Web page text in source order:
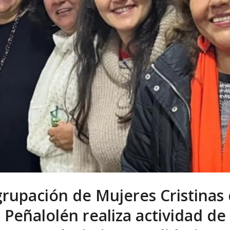
de Mujeres Cristinas
Peñalolén realiza actividad de